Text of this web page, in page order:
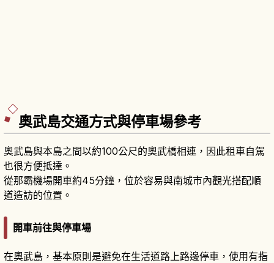
奧武島交通方式與停車場參考
奧武島與本島之間以約100公尺的奧武橋相連，因此租車自駕
也很方便抵達。
從那霸機場開車約45分鐘，位於容易與南城市內觀光搭配順
道造訪的位置。
開車前往與停車場
在奧武島，基本原則是避免在生活道路上路邊停車，使用有指